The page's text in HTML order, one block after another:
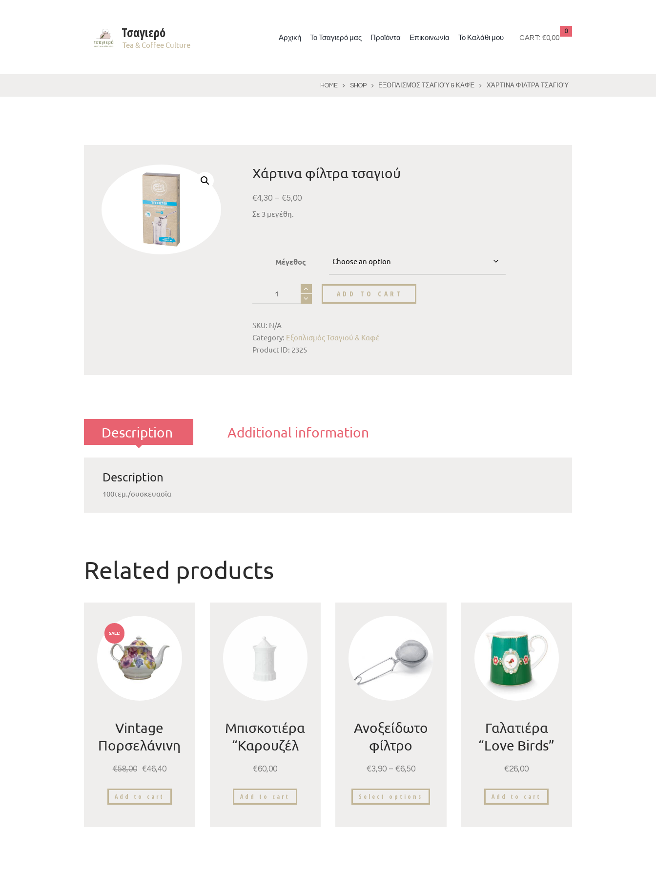
Τσαγιερό
Tea & Coffee Culture
Αρχική Το Τσαγιερό μας Προϊόντα Επικοινωνία Το Καλάθι μου CART:
0
€0,00
HOME SHOP ΕΞΟΠΛΙΣΜΌΣ ΤΣΑΓΙΟΎ & ΚΑΦΈ ΧΆΡΤΙΝΑ ΦΊΛΤΡΑ ΤΣΑΓΙΟΎ
Χάρτινα φίλτρα τσαγιού
€4,30 – €5,00
Σε 3 μεγέθη.
Μέγεθος
ADD TO CART
SKU: N/A
Category: Εξοπλισμός Τσαγιού & Καφέ
Product ID: 2325
Description Additional information
Description
100τεμ./συσκευασία
Related products
SALE!
Vintage
Πορσελάνινη
Τσαγιέρα
€58,00 €46,40
Add to cart
Μπισκοτιέρα
“Καρουζέλ
Ρίγες”
€60,00
Add to cart
Ανοξείδωτο
φίλτρο
τσαγιού
€3,90 – €6,50
Select options
Γαλατιέρα
“Love Birds”
Green
€26,00
Add to cart